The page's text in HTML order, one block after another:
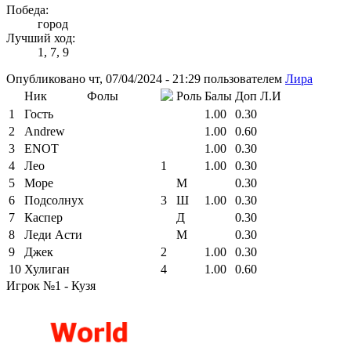
Победа:
город
Лучший ход:
1, 7, 9
Опубликовано чт, 07/04/2024 - 21:29 пользователем Лира
Ник
Фолы Роль Балы Доп Л.И
1
Гость 1.00
0.30
2
Andrew 1.00
0.60
3
ENOT 1.00
0.30
4
Лео 1 1.00
0.30
5
Море М
0.30
6
Подсолнух 3 Ш 1.00
0.30
7
Каспер Д
0.30
8
Леди Асти М
0.30
9
Джек 2 1.00
0.30
10 Хулиган 4 1.00
0.60
Игрок №1 - Кузя